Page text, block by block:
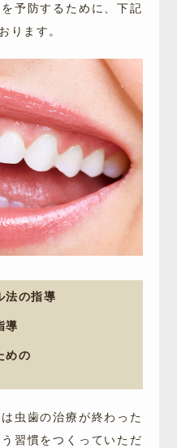
予防するために、下記
ります。
法の指導
導
めの
虫歯の治療が終わった
習慣をつくっていただ